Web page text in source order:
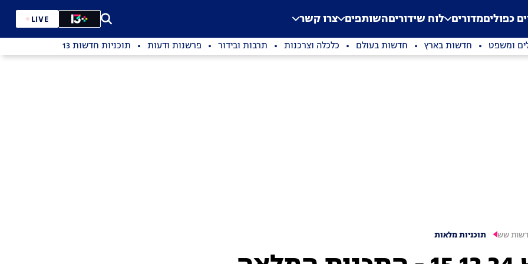
Application error: a
. כפוליםמדורים לוח שידוריםהשותפים צרו קשר LIVE
ומשפט חדשות בארץ חדשות בעולם כלכלה וצרכנות תרבות ובידור פרשנות ודעות תוכניות חדשות 13
שש תוכניות מלאות